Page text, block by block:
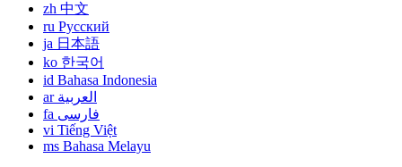
zh 中文
ru Русский
ja 日本語
ko 한국어
id Bahasa Indonesia
ar العربية
fa فارسی
vi Tiếng Việt
ms Bahasa Melayu